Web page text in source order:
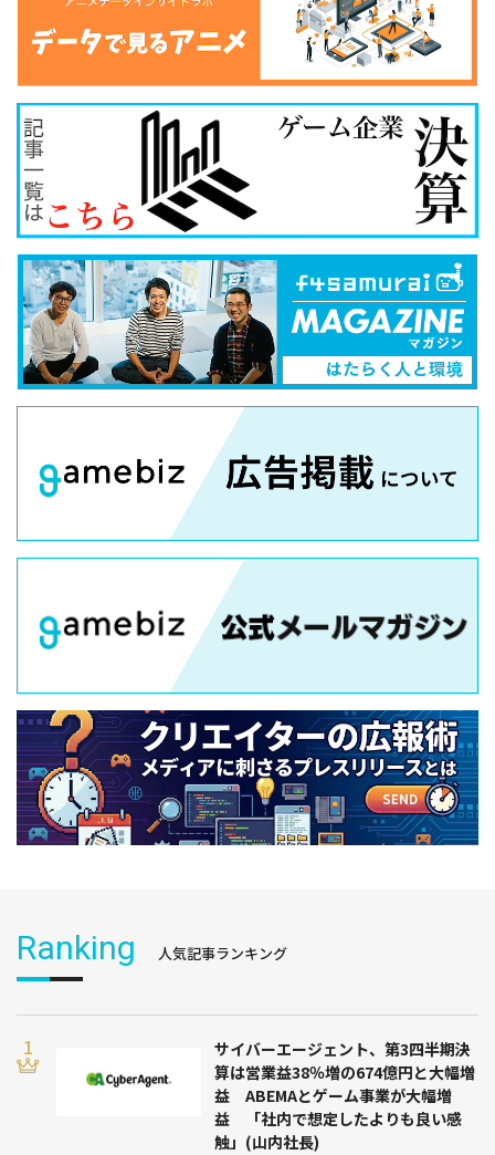
Ranking 人気記事ランキング
サイバーエージェント、第3四半期決
算は営業益38％増の674億円と大幅増
益 ABEMAとゲーム事業が大幅増
益 「社内で想定したよりも良い感
触」(山内社長)